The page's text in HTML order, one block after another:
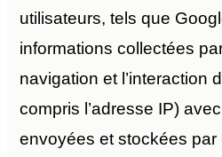
utilisateurs, tels que
informations collectées
navigation et l’interaction
compris l’adresse IP)
envoyées et stockées par